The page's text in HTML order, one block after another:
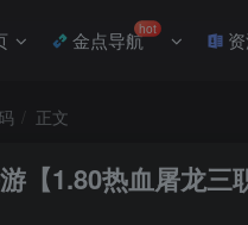
金点导航hot
正文
【1.80热血屠龙